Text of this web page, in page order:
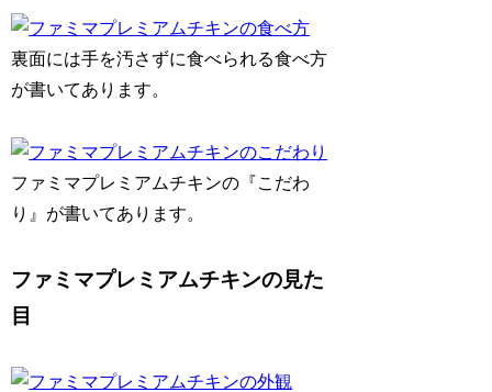
裏面には手を汚さずに食べられる食べ方
が書いてあります。
ファミマプレミアムチキンの『こだわ
り』が書いてあります。
ファミマプレミアムチキンの見た
目